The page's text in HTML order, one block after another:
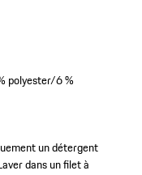
polyester/6 %
un détergent
dans un filet à